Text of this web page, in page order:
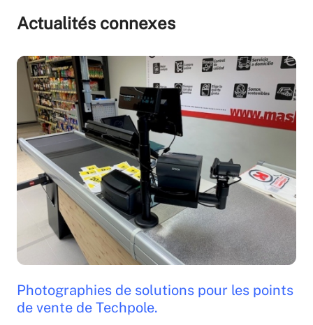
Actualités connexes
Photographies de solutions pour les points
de vente de Techpole.